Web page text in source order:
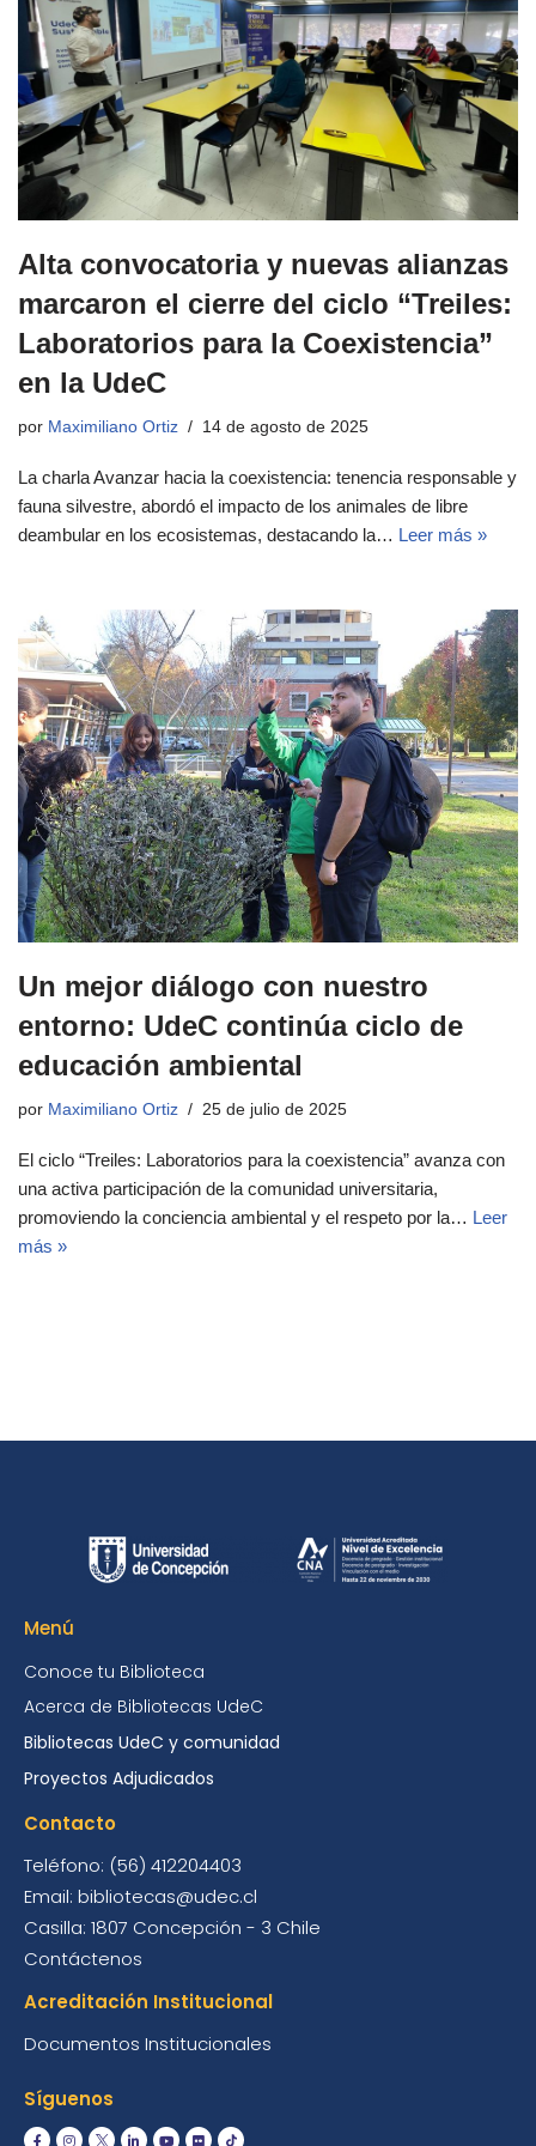
Alta convocatoria y nuevas alianzas
marcaron el cierre del ciclo “Treiles:
Laboratorios para la Coexistencia”
en la UdeC
por Maximiliano Ortiz 14 de agosto de 2025
La charla Avanzar hacia la coexistencia: tenencia responsable y
fauna silvestre, abordó el impacto de los animales de libre
deambular en los ecosistemas, destacando la… Leer más »
Un mejor diálogo con nuestro
entorno: UdeC continúa ciclo de
educación ambiental
por Maximiliano Ortiz 25 de julio de 2025
El ciclo “Treiles: Laboratorios para la coexistencia” avanza con
una activa participación de la comunidad universitaria,
promoviendo la conciencia ambiental y el respeto por la… Leer
más »
Menú
Conoce tu Biblioteca
Acerca de Bibliotecas UdeC
Bibliotecas UdeC y comunidad
Proyectos Adjudicados
Contacto
Teléfono: (56) 412204403
Email: bibliotecas@udec.cl
Casilla: 1807 Concepción - 3 Chile
Contáctenos
Acreditación Institucional
Documentos Institucionales
Síguenos